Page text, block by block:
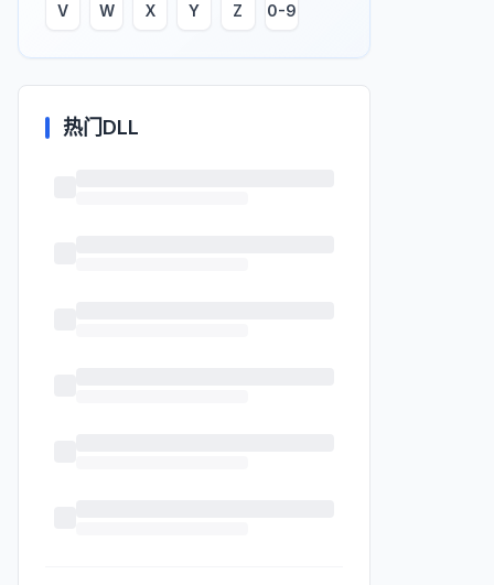
V W X Y Z 0-9
热门DLL